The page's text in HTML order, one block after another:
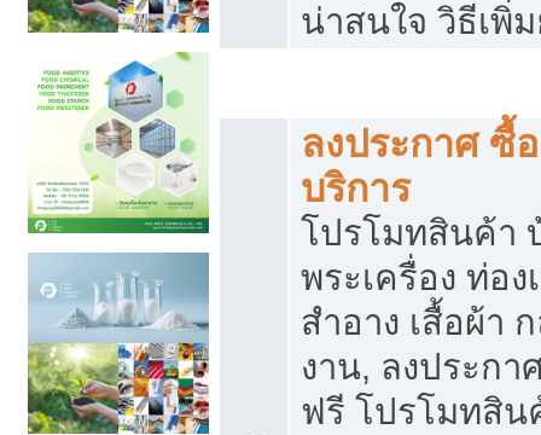
น่าสนใจ วิธีเพิ่
ลงประกาศ ซื้
บริการ
โปรโมทสินค้า
พระเครื่อง ท่อง
สำอาง เสื้อผ้า
งาน, ลงประก
ฟรี โปรโมทสิ